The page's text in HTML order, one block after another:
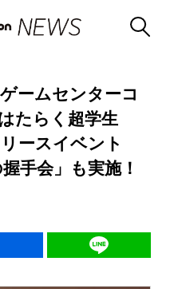
ームセンターコ
たらく超学生
ースイベント
手会」も実施！